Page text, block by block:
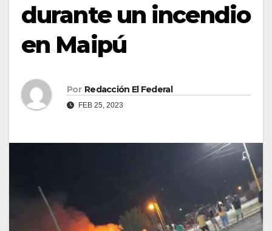
durante un incendio
en Maipú
Por Redacción El Federal
FEB 25, 2023